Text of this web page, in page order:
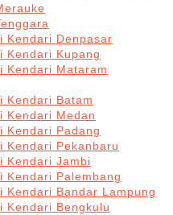
Kendari Denpasar
Kendari Kupang
Kendari Mataram
Kendari Batam
Kendari Medan
Kendari Padang
Kendari Pekanbaru
Kendari Jambi
Kendari Palembang
Kendari Bandar Lampung
Kendari Bengkulu